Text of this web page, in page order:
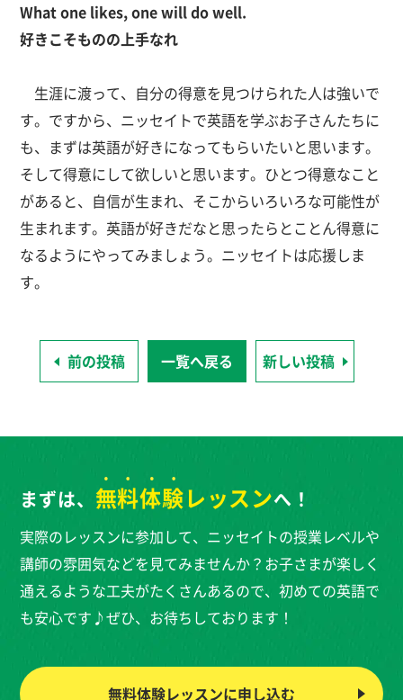
What one likes, one will do well.
好きこそものの上手なれ
生涯に渡って、自分の得意を見つけられた人は強いで
す。ですから、ニッセイトで英語を学ぶお子さんたちに
も、まずは英語が好きになってもらいたいと思います。
そして得意にして欲しいと思います。ひとつ得意なこと
があると、自信が生まれ、そこからいろいろな可能性が
生まれます。英語が好きだなと思ったらとことん得意に
なるようにやってみましょう。ニッセイトは応援しま
す。
前の投稿 一覧へ戻る 新しい投稿
まずは、 無料体験レッスンへ！
実際のレッスンに参加して、ニッセイトの授業レベルや
講師の雰囲気などを見てみませんか？お子さまが楽しく
通えるような工夫がたくさんあるので、初めての英語で
も安心です♪ぜひ、お待ちしております！
無料体験レッスンに申し込む